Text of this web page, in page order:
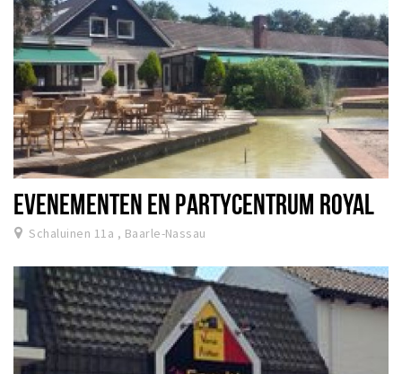
EVENEMENTEN EN PARTYCENTRUM ROYAL
Schaluinen 11a , Baarle-Nassau